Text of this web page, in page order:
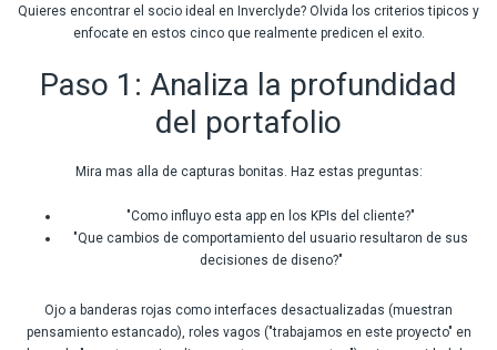
Quieres encontrar el socio ideal en Inverclyde? Olvida los criterios tipicos y
enfocate en estos cinco que realmente predicen el exito.
Paso 1: Analiza la profundidad
del portafolio
Mira mas alla de capturas bonitas. Haz estas preguntas:
"Como influyo esta app en los KPIs del cliente?"
"Que cambios de comportamiento del usuario resultaron de sus
decisiones de diseno?"
Ojo a banderas rojas como interfaces desactualizadas (muestran
pensamiento estancado), roles vagos ("trabajamos en este proyecto" en